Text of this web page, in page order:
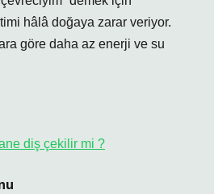
hâlâ doğaya zarar veriyor.
göre daha az enerji ve su
diş çekilir mi ?